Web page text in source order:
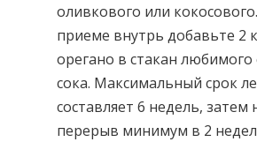
оливкового или
приеме внутрь добавьте 2
орегано в стакан любимого
сока. Максимальный срок
составляет 6 недель, затем
перерыв минимум в 2